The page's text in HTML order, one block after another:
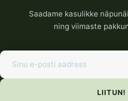
Saadame kasulikke
ning viimaste
LIITUN!